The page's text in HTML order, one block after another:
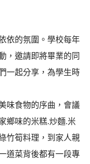
依的氛圍。學校每年
，邀請即將畢業的同
一起分享，為學生時
味食物的序曲，會議
鄉味的米糕.炒麵.米
竹筍料理，到家人親
道菜背後都有一段專